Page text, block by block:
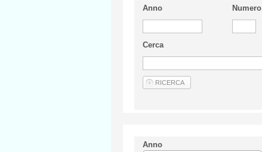
Anno Numero
Cerca
Anno